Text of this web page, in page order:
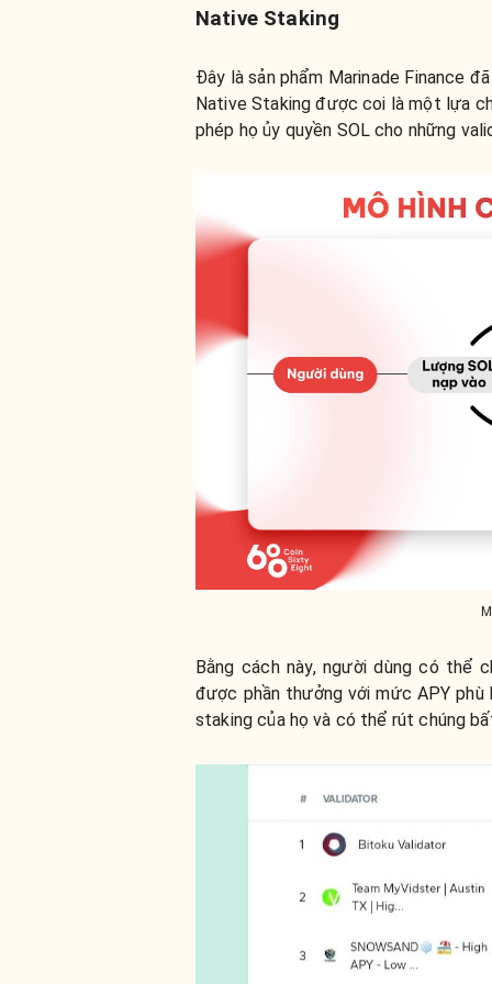
Native Staking
Đây là sản phẩm Marinade Finance
Native Staking được coi là một lựa
phép họ ủy quyền SOL cho những
Bằng cách này, người dùng có thể
được phần thưởng với mức APY phù
staking của họ và có thể rút chúng